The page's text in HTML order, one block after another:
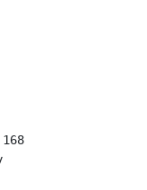
168